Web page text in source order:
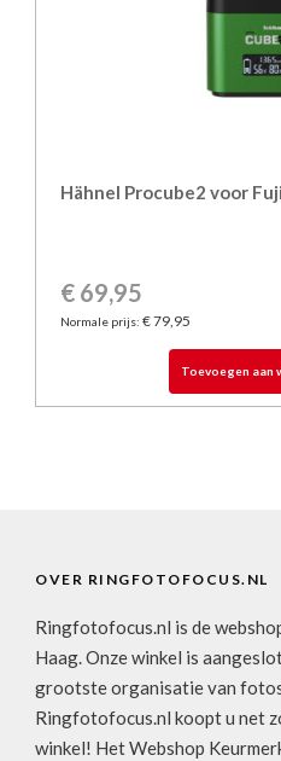
Hähnel Procube2 voor
€ 69,95
Normale prijs: € 79,95
Toevoegen aan
OVER RINGFOTOFOCUS.NL
Ringfotofocus.nl is de
Haag. Onze winkel is
grootste organisatie van
Ringfotofocus.nl koopt u net
winkel! Het Webshop